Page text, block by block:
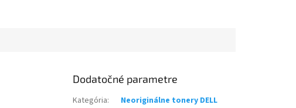
Dodatočné parametre
Kategória:
Neoriginálne tonery DELL